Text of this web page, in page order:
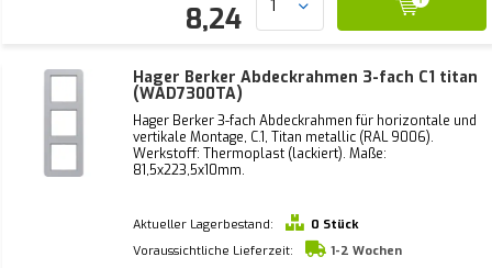
8,24
Hager Berker Abdeckrahmen 3-fach C1 titan
(WAD7300TA)
Hager Berker 3-fach Abdeckrahmen für horizontale und
vertikale Montage, C.1, Titan metallic (RAL 9006).
Werkstoff: Thermoplast (lackiert). Maße:
81,5x223,5x10mm.
Aktueller Lagerbestand:
0 Stück
Voraussichtliche Lieferzeit:
1-2 Wochen